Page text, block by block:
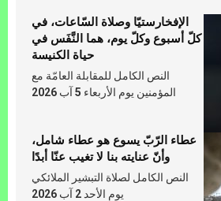
الإفخارستيّا وصلاة السّاعات، في
كلّ أسبوع وكلّ يوم، هما النَّفَس في
حياة الكنيسة
النص الكامل للمقابلة العامّة مع
المؤمنين يوم الأربعاء 5 آب 2026
عطاء الرّبّ يسوع هو عطاء شامل،
وأنّ عنايته بنا لا تغيب عنّا أبدًا
النص الكامل لصلاة التبشير الملائكي
يوم الأحد 2 آب 2026